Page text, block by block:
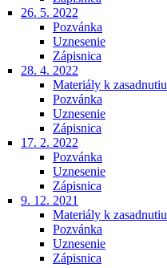
26. 5. 2022
Pozvánka
Uznesenie
Zápisnica
28. 4. 2022
Materiály k zasadnutiu
Pozvánka
Uznesenie
Zápisnica
17. 2. 2022
Pozvánka
Uznesenie
Zápisnica
9. 12. 2021
Materiály k zasadnutiu
Pozvánka
Uznesenie
Zápisnica